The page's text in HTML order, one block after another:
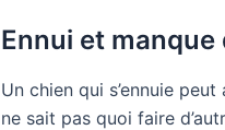
Ennui et
Un chien qui s’ennuie
ne sait pas quoi faire